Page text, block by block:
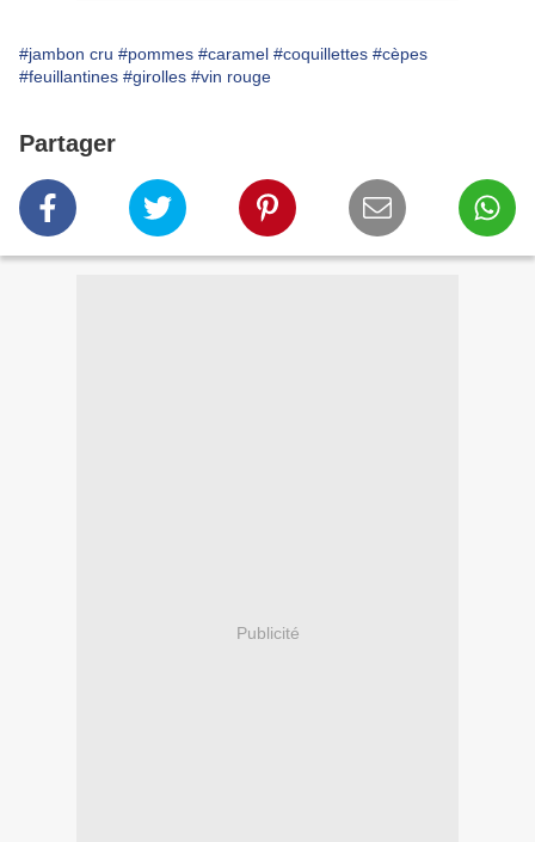
#jambon cru #pommes #caramel #coquillettes #cèpes
#feuillantines #girolles #vin rouge
Partager
Publicité